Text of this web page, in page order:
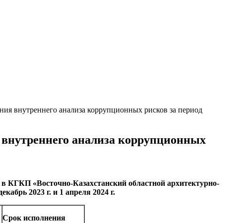
внутреннего анализа коррупционных рисков за период
анализа коррупционных
КГКП «Восточно-Казахстанский областной архитектурно-
2023 г. и 1 апреля 2024 г.
Срок исполнения